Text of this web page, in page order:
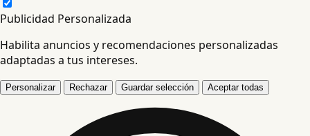
Publicidad Personalizada
Habilita anuncios y recomendaciones personalizadas
adaptadas a tus intereses.
Personalizar Rechazar Guardar selección Aceptar todas